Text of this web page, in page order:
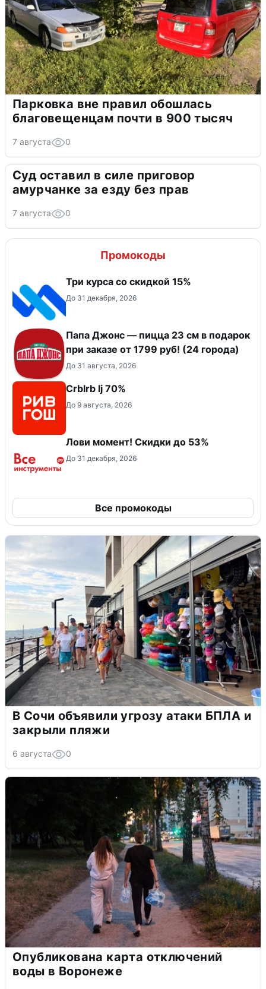
Парковка вне правил обошлась
благовещенцам почти в 900 тысяч
7 августа 0
Суд оставил в силе приговор
амурчанке за езду без прав
7 августа 0
Промокоды
Три курса со скидкой 15%
До 31 декабря, 2026
Папа Джонс — пицца 23 см в подарок
при заказе от 1799 руб! (24 города)
До 31 августа, 2026
Crblrb lj 70%
До 9 августа, 2026
Лови момент! Скидки до 53%
До 31 декабря, 2026
Все промокоды
В Сочи объявили угрозу атаки БПЛА и
закрыли пляжи
6 августа 0
Опубликована карта отключений
воды в Воронеже